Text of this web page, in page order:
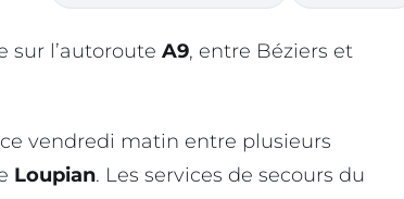
sur l’autoroute A9, entre Béziers et
vendredi matin entre plusieurs
Loupian. Les services de secours du